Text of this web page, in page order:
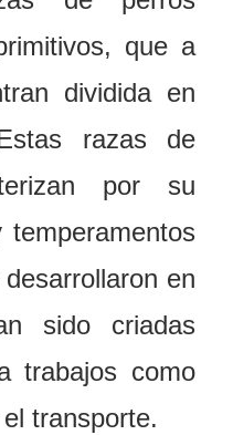
que a
dividida en
razas de
por su
en
sido criadas
trabajos como
transporte.